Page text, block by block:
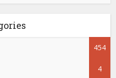
454
4